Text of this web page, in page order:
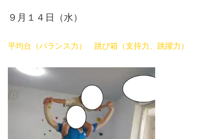
９月１４日（水）
平均台（バランス力） 跳び箱（支持力、跳躍力）